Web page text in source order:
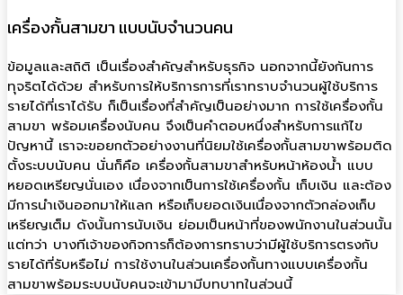
เครื่องกั้นสามขา แบบนับจำนวนคน
ข้อมูลและสถิติ เป็นเรื่องสำคัญสำหรับธุรกิจ นอกจากนี้ยังกันการ
ทุจริตได้ด้วย สำหรับการให้บริการการที่เราทราบจำนวนผู้ใช้บริการ
รายได้ที่เราได้รับ ก็เป็นเรื่องที่สำคัญเป็นอย่างมาก การใช้เครื่องกั้น
สามขา พร้อมเครื่องนับคน จึงเป็นคำตอบหนึ่งสำหรับการแก้ไข
ปัญหานี้ เราจะขอยกตัวอย่างงานที่นิยมใช้เครื่องกั้นสามขาพร้อมติด
ตั้งระบบนับคน นั่นก็คือ เครื่องกั้นสามขาสำหรับหน้าห้องน้ำ แบบ
หยอดเหรียญนั่นเอง เนื่องจากเป็นการใช้เครื่องกั้น เก็บเงิน และต้อง
มีการนำเงินออกมาให้แลก หรือเก็บยอดเงินเนื่องจากตัวกล่องเก็บ
เหรียญเต็ม ดังนั้นการนับเงิน ย่อมเป็นหน้าที่ของพนักงานในส่วนนั้น
แต่ทว่า บางทีเจ้าของกิจการก็ต้องการทราบว่ามีผู้ใช้บริการตรงกับ
รายได้ที่รับหรือไม่ การใช้งานในส่วนเครื่องกั้นทางแบบเครื่องกั้น
สามขาพร้อมระบบนับคนจะเข้ามามีบทบาทในส่วนนี้